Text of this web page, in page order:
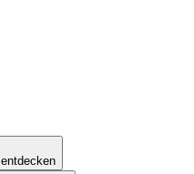
entdecken